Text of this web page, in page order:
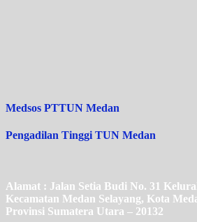
Medsos PTTUN Medan
Pengadilan Tinggi TUN Medan
Alamat : Jalan Setia Budi No. 31
Kecamatan Medan Selayang, Kota
Provinsi Sumatera Utara – 20132